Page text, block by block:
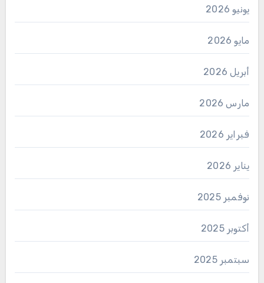
يونيو 2026
مايو 2026
أبريل 2026
مارس 2026
فبراير 2026
يناير 2026
نوفمبر 2025
أكتوبر 2025
سبتمبر 2025